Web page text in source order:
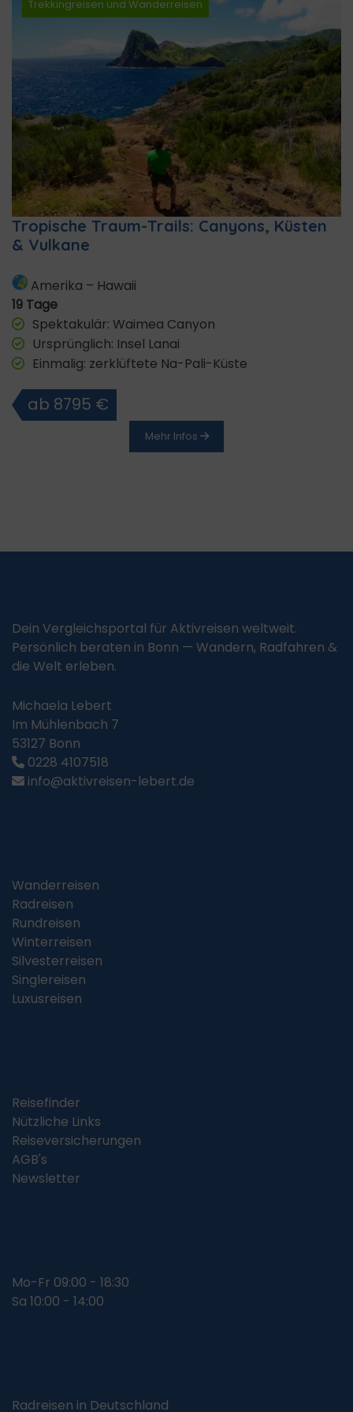
Trekkingreisen und Wanderreisen
Tropische Traum-Trails: Canyons, Küsten
& Vulkane
Amerika – Hawaii
19 Tage
Spektakulär: Waimea Canyon
Ursprünglich: Insel Lanai
Einmalig: zerklüftete Na-Pali-Küste
ab 8795 €
Mehr Infos
Dein Vergleichsportal für Aktivreisen weltweit.
Persönlich beraten in Bonn — Wandern, Radfahren &
die Welt erleben.
Michaela Lebert
Im Mühlenbach 7
53127 Bonn
0228 4107518
info@aktivreisen-lebert.de
Wanderreisen
Radreisen
Rundreisen
Winterreisen
Silvesterreisen
Singlereisen
Luxusreisen
Reisefinder
Nützliche Links
Reiseversicherungen
AGB's
Newsletter
Mo-Fr 09:00 - 18:30
Sa 10:00 - 14:00
Radreisen in Deutschland